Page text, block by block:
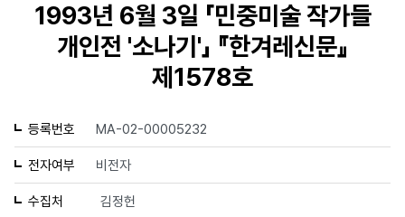
1993년 6월 3일 「민중미술 작가들
개인전 '소나기'」 『한겨레신문』
제1578호
등록번호 MA-02-00005232
전자여부 비전자
수집처 김정헌